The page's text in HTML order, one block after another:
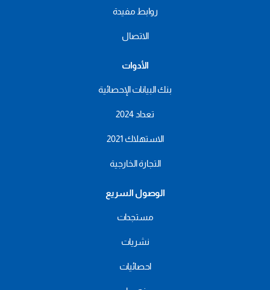
روابط مفيدة
الاتصال
الأدوات
بنك البيانات الإحصائية
تعداد 2024
الاستهلاك 2021
التجارة الخارجية
الوصول السريع
مستجدات
نشريات
احصائيات